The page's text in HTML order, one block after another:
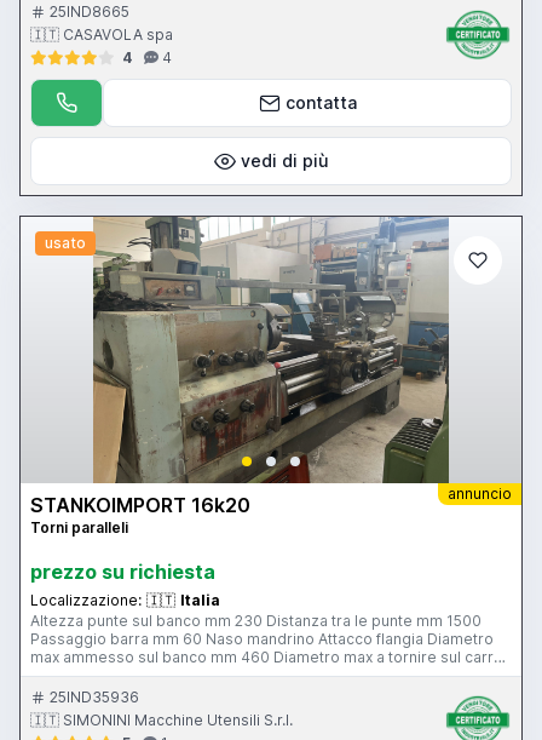
25IND8665
🇮🇹 CASAVOLA spa
4
4
contatta
vedi di più
usato
annuncio
STANKOIMPORT 16k20
Torni paralleli
prezzo su richiesta
Localizzazione: 🇮🇹 Italia
Altezza punte sul banco mm 230 Distanza tra le punte mm 1500
Passaggio barra mm 60 Naso mandrino Attacco flangia Diametro
max ammesso sul banco mm 460 Diametro max a tornire sul carro
mm 200 Corsa slitta trasversale mm 220 Corsa carrellino
portautensile mm 170 Larghezza del banco mm 410 Diametro
ammesso lunetta fissa mm 120 Diametro ammesso lunetta mobile
mm 60 Diametro canotto controtesta mm 75 Corsa canotto mm 220
25IND35936
🇮🇹 SIMONINI Macchine Utensili S.r.l.